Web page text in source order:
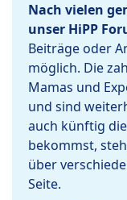
Nach vielen
unser HiPP
Beiträge oder
möglich. Die
Mamas und
und sind
auch künftig
bekommst,
über
Seite.